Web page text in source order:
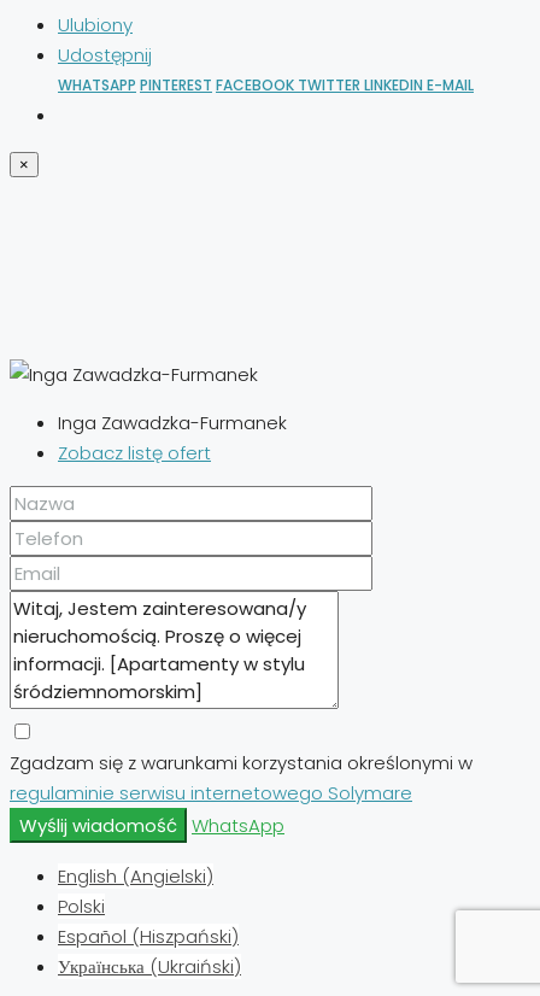
Ulubiony
Udostępnij
WHATSAPP PINTEREST FACEBOOK TWITTER LINKEDIN E-MAIL
×
Inga Zawadzka-Furmanek
Zobacz listę ofert
Zgadzam się z warunkami korzystania określonymi w
regulaminie serwisu internetowego Solymare
Wyślij wiadomość WhatsApp
English (Angielski)
Polski
Español (Hiszpański)
Українська (Ukraiński)